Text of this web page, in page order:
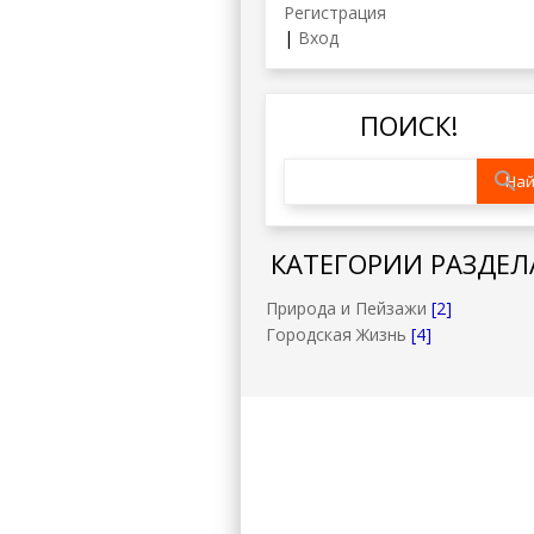
Регистрация
| Вход
ПОИСК!
КАТЕГОРИИ
Природа и Пейзажи [2]
Городская Жизнь [4]